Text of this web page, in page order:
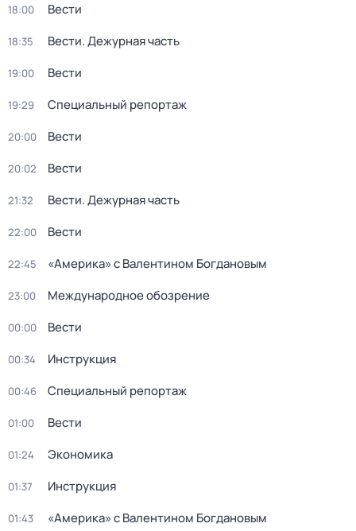
18:00 Вести
18:35 Вести. Дежурная часть
19:00 Вести
19:29 Специальный репортаж
20:00 Вести
20:02 Вести
21:32 Вести. Дежурная часть
22:00 Вести
22:45 «Америка» с Валентином Богдановым
23:00 Международное обозрение
00:00 Вести
00:34 Инструкция
00:46 Специальный репортаж
01:00 Вести
01:24 Экономика
01:37 Инструкция
01:43 «Америка» с Валентином Богдановым